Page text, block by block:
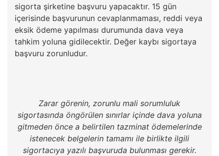
sigorta şirketine başvuru yapacaktır. 15 gün
içerisinde başvurunun cevaplanmaması, reddi veya
eksik ödeme yapılması durumunda dava veya
tahkim yoluna gidilecektir. Değer kaybı sigortaya
başvuru zorunludur.
Zarar görenin, zorunlu mali sorumluluk
sigortasında öngörülen sınırlar içinde dava yoluna
gitmeden önce a belirtilen tazminat ödemelerinde
istenecek belgelerin tamamı ile birlikte ilgili
sigortacıya yazılı başvuruda bulunması gerekir.